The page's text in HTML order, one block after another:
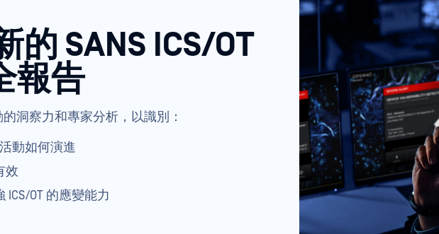
的 SANS ICS/OT
報告
的洞察力和專家分析，以識別：
動如何演進
效
OT 的應變能力